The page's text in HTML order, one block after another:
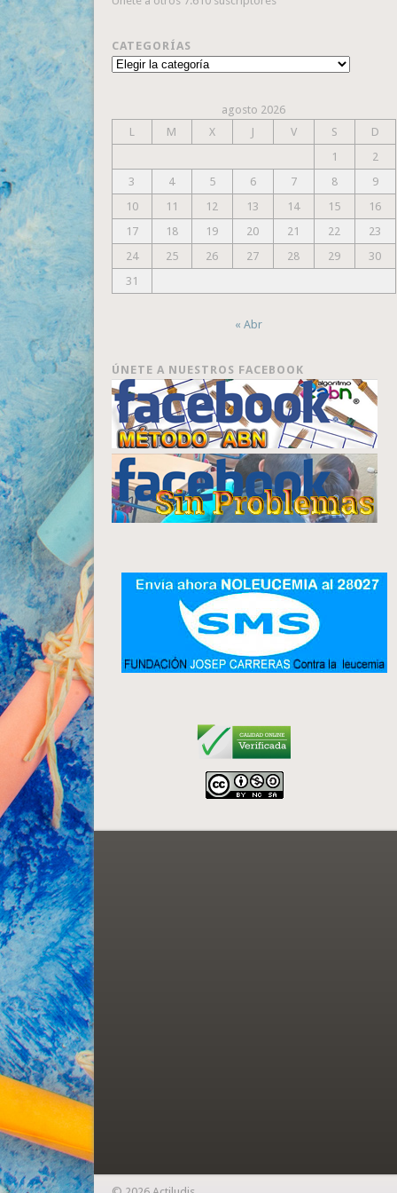
CATEGORÍAS
Categorías
agosto 2026
L
M X J V S
D
1
2
3
4 5 6 7 8
9
10
11 12 13 14 15
16
17
18 19 20 21 22
23
24
25 26 27 28 29
30
31
« Abr
ÚNETE A NUESTROS FACEBOOK